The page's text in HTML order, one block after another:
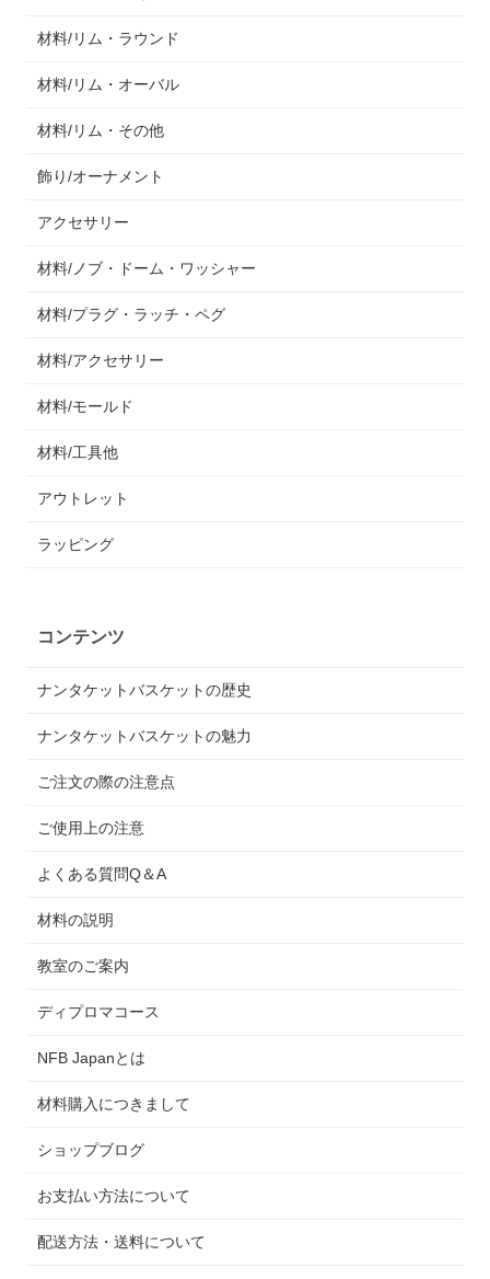
材料/リム・ラウンド
材料/リム・オーバル
材料/リム・その他
飾り/オーナメント
アクセサリー
材料/ノブ・ドーム・ワッシャー
材料/プラグ・ラッチ・ペグ
材料/アクセサリー
材料/モールド
材料/工具他
アウトレット
ラッピング
コンテンツ
ナンタケットバスケットの歴史
ナンタケットバスケットの魅力
ご注文の際の注意点
ご使用上の注意
よくある質問Q＆A
材料の説明
教室のご案内
ディプロマコース
NFB Japanとは
材料購入につきまして
ショップブログ
お支払い方法について
配送方法・送料について